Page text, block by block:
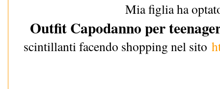
Mia figlia ha
Outfit Capodanno per
scintillanti facendo shopping nel sito